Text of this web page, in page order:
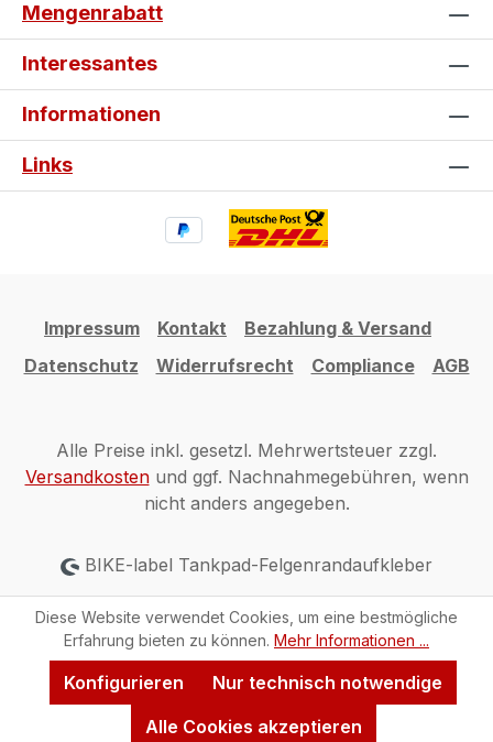
Mengenrabatt
Interessantes
Informationen
Links
Impressum Kontakt
Bezahlung & Versand
Datenschutz
Widerrufsrecht Compliance AGB
Alle Preise inkl. gesetzl. Mehrwertsteuer zzgl.
Versandkostenund ggf. Nachnahmegebühren, wenn
nicht anders angegeben.
BIKE-label Tankpad-Felgenrandaufkleber
Diese Website verwendet Cookies, um eine bestmögliche
Erfahrung bieten zu können. Mehr Informationen ...
Nur technisch notwendige
Konfigurieren
Alle Cookies akzeptieren